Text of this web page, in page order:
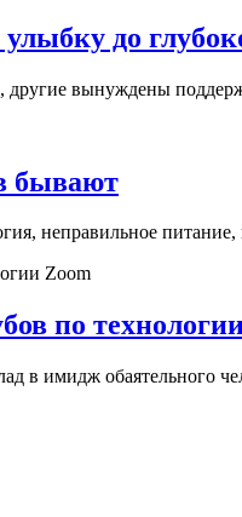
до
вынуждены
бывают
неправильное
по
в имидж обаятельного